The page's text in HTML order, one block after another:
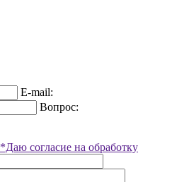
E-mail:
Вопрос:
*Даю согласие на обработку